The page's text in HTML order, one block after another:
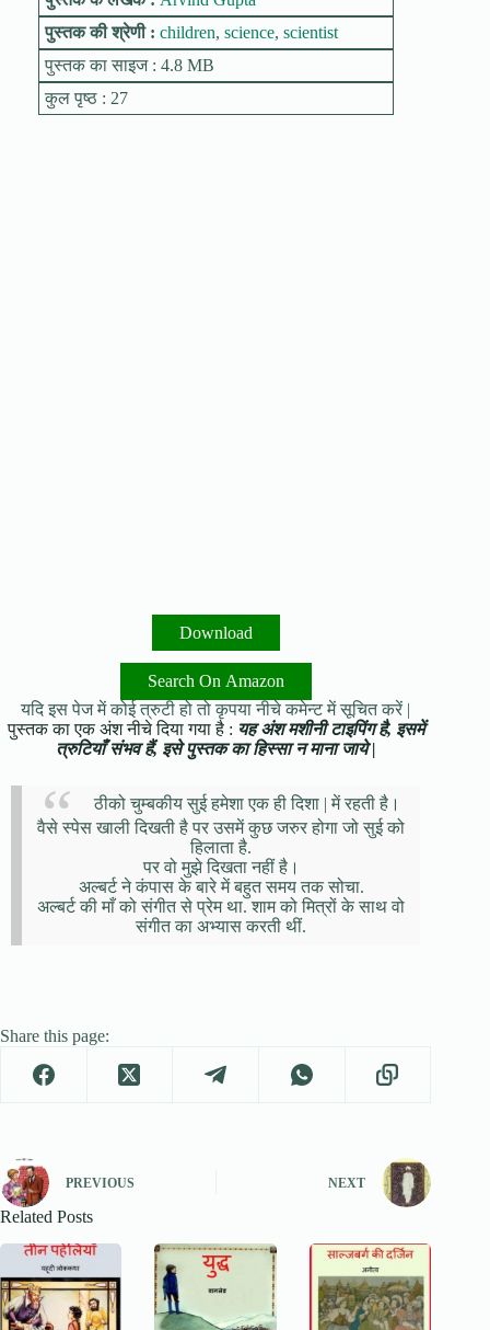
पुस्तक की श्रेणी : children, science, scientist
पुस्तक का साइज : 4.8 MB
कुल पृष्ठ : 27
Download
Search On Amazon
यदि इस पेज में कोई त्रुटी हो तो कृपया नीचे कमेन्ट में सूचित करें |
पुस्तक का एक अंश नीचे दिया गया है : यह अंश मशीनी टाइपिंग है, इसमें
त्रुटियाँ संभव हैं, इसे पुस्तक का हिस्सा न माना जाये |
ठीको चुम्बकीय सुई हमेशा एक ही दिशा | में रहती है।
वैसे स्पेस खाली दिखती है पर उसमें कुछ जरुर होगा जो सुई को
हिलाता है.
पर वो मुझे दिखता नहीं है।
अल्बर्ट ने कंपास के बारे में बहुत समय तक सोचा.
अल्बर्ट की माँ को संगीत से प्रेम था. शाम को मित्रों के साथ वो
संगीत का अभ्यास करती थीं.
Share this page:
PREVIOUS NEXT
Related Posts